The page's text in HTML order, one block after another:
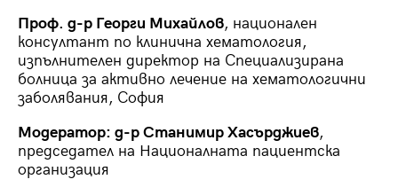
Проф. д-р Георги Михайлов, национален
консултант по клинична хематология,
изпълнителен директор на Специализирана
болница за активно лечение на хематологични
заболявания, София
Модератор: д-р Станимир Хасърджиев,
председател на Националната пациентска
организация